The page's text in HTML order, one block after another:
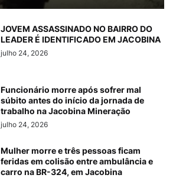
JOVEM ASSASSINADO NO BAIRRO DO
LEADER É IDENTIFICADO EM JACOBINA
julho 24, 2026
Funcionário morre após sofrer mal
súbito antes do início da jornada de
trabalho na Jacobina Mineração
julho 24, 2026
Mulher morre e três pessoas ficam
feridas em colisão entre ambulância e
carro na BR-324, em Jacobina